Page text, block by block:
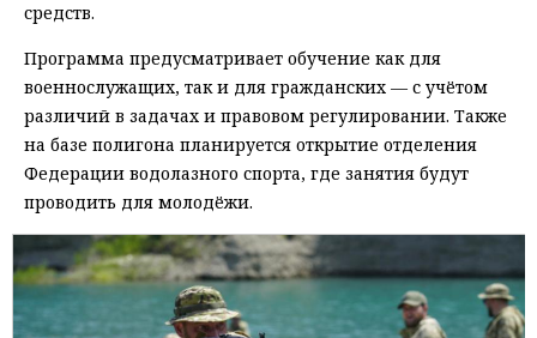
средств.
Программа предусматривает обучение как для
военнослужащих, так и для гражданских — с учётом
различий в задачах и правовом регулировании. Также
на базе полигона планируется открытие отделения
Федерации водолазного спорта, где занятия будут
проводить для молодёжи.